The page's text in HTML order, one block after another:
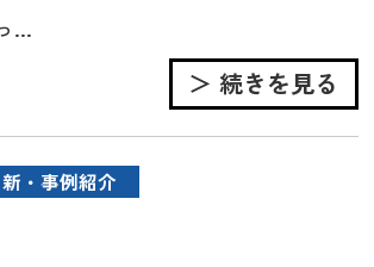
...
＞ 続きを見る
新・事例紹介